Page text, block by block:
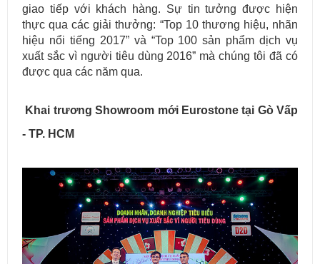
giao tiếp với khách hàng. Sự tin tưởng được hiện
thực qua các giải thưởng: “Top 10 thương hiệu, nhãn
hiệu nổi tiếng 2017” và “Top 100 sản phẩm dịch vụ
xuất sắc vì người tiêu dùng 2016” mà chúng tôi đã có
được qua các năm qua.
Khai trương Showroom mới Eurostone tại Gò Vấp
- TP. HCM